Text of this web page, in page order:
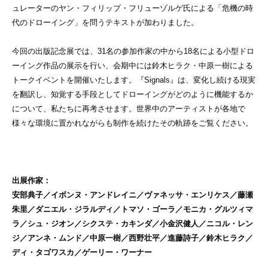
ュレーターのヤン・フィリップ・フリューゾルゲ氏による「危機の時
代のドローイング」を問うテキストが加わりました。
今回の出版記念展では、31名の参加作家の中から18名による小型ドロ
ーイング作品の展示を行い、会期中には鈴⽊ヒラク・中原⼀樹による
トークイベントを開催いたします。『Signals』は、変化し続ける現実
を翻訳し、知覚する手段としてドローイングがどのように機能するか
について、私たちに再考させます。世界中のアーティストが各地で
様々な環境に置かれながらも制作を続けたその軌跡をご覧ください。
出展作家：
安部典子／イボンヌ・アンドレイニ／ヴァネッサ・エンリケス／藤瀬
朱里／ダニエル・ジラルディ／トマソ・ゴーラ／モニカ・グルツィマ
ラ／シュ・ジオン／シクステ・カキンダ／小金沢健人／ニコル・レン
ジ／アンネ・ムンド／中原一樹／西野壮平／進藤詩子／鈴木ヒラク／
ディ・タゴワスカ／ゲーリー・ワーナー